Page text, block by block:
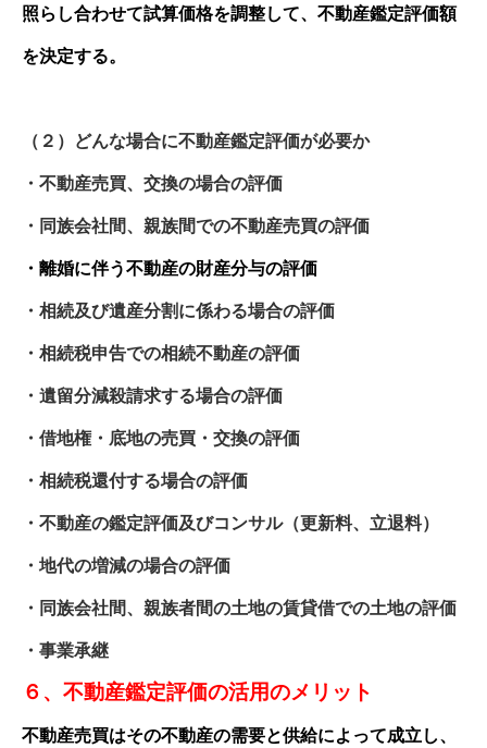
照らし合わせて試算価格を調整して、不動産鑑定評価額
を決定する。
（２）どんな場合に不動産鑑定評価が必要か
・不動産売買、交換の場合の評価
・同族会社間、親族間での不動産売買の評価
・離婚に伴う不動産の財産分与の評価
・相続及び遺産分割に係わる場合の評価
・相続税申告での相続不動産の評価
・遺留分減殺請求する場合の評価
・借地権・底地の売買・交換の評価
・相続税還付する場合の評価
・不動産の鑑定評価及びコンサル（更新料、立退料）
・地代の増減の場合の評価
・同族会社間、親族者間の土地の賃貸借での土地の評価
・事業承継
６、不動産鑑定評価の活用のメリット
不動産売買はその不動産の需要と供給によって成立し、